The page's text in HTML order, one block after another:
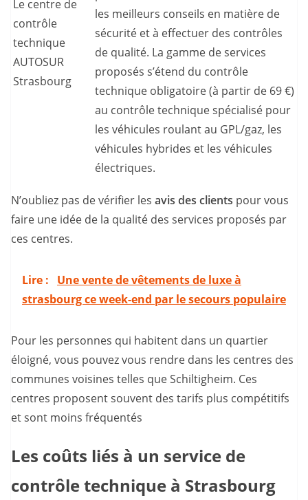
Le centre de
contrôle
technique
AUTOSUR
Strasbourg
les meilleurs conseils en matière de
sécurité et à effectuer des contrôles
de qualité. La gamme de services
proposés s’étend du contrôle
technique obligatoire (à partir de 69 €)
au contrôle technique spécialisé pour
les véhicules roulant au GPL/gaz, les
véhicules hybrides et les véhicules
électriques.
N’oubliez pas de vérifier les avis des clients pour vous
faire une idée de la qualité des services proposés par
ces centres.
Lire :
Une vente de vêtements de luxe à
strasbourg ce week-end par le secours populaire
Pour les personnes qui habitent dans un quartier
éloigné, vous pouvez vous rendre dans les centres des
communes voisines telles que Schiltigheim. Ces
centres proposent souvent des tarifs plus compétitifs
et sont moins fréquentés
Les coûts liés à un service de
contrôle technique à Strasbourg